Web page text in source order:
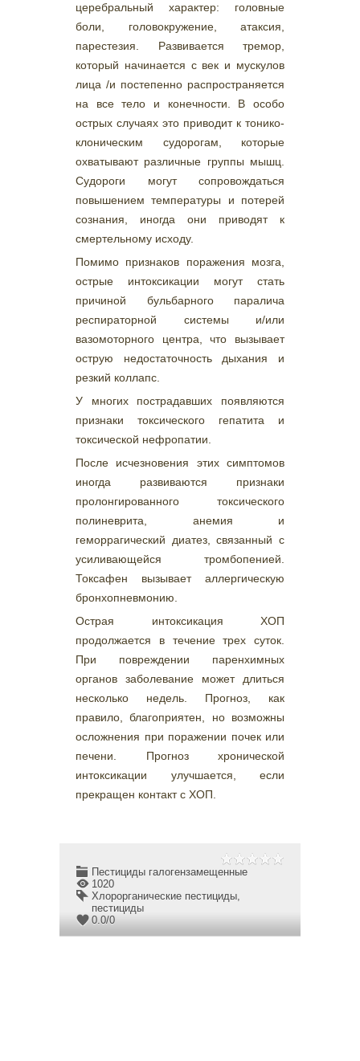
церебральный характер: головные
боли, головокружение, атаксия,
парестезия. Развивается тремор,
который начинается с век и мускулов
лица /и постепенно распространяется
на все тело и конечности. В особо
острых случаях это приводит к тонико-
клоническим судорогам, которые
охватывают различные группы мышц.
Судороги могут сопровождаться
повышением температуры и потерей
сознания, иногда они приводят к
смертельному исходу.
Помимо признаков поражения мозга,
острые интоксикации могут стать
причиной бульбарного паралича
респираторной системы и/или
вазомоторного центра, что вызывает
острую недостаточность дыхания и
резкий коллапс.
У многих пострадавших появляются
признаки токсического гепатита и
токсической нефропатии.
После исчезновения этих симптомов
иногда развиваются признаки
пролонгированного токсического
полиневрита, анемия и
геморрагический диатез, связанный с
усиливающейся тромбопенией.
Токсафен вызывает аллергическую
бронхопневмонию.
Острая интоксикация ХОП
продолжается в течение трех суток.
При повреждении паренхимных
органов заболевание может длиться
несколько недель. Прогноз, как
правило, благоприятен, но возможны
осложнения при поражении почек или
печени. Прогноз хронической
интоксикации улучшается, если
прекращен контакт с ХОП.
Пестициды галогензамещенные
1020
Хлорорганические пестициды,
пестициды
0.0/0